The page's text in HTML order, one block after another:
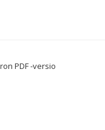
PDF -versio